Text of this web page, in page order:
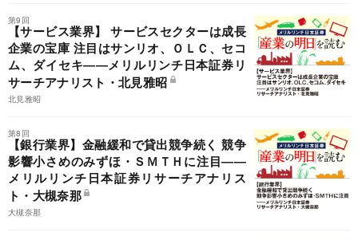
第9回
【サービス業界】 サービスセクターは成長
企業の宝庫 注目はサンリオ、ＯＬＣ、セコ
ム、ダイセキ――メリルリンチ日本証券リ
サーチアナリスト・北見雅昭
北見雅昭
第8回
【銀行業界】金融緩和で貸出競争続く 競争
影響小さめのみずほ・ＳＭＴＨに注目――
メリルリンチ日本証券リサーチアナリス
ト・大槻奈那
大槻奈那